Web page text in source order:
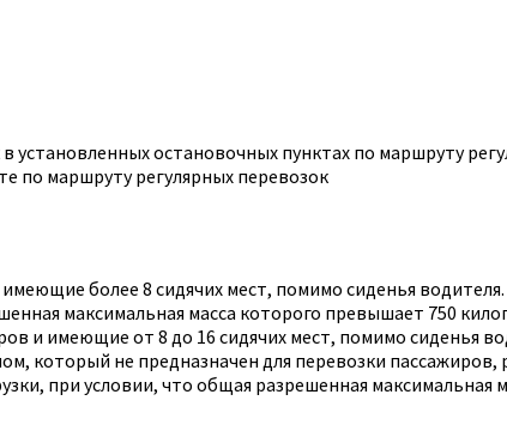
установленных остановочных пунктах по маршруту
по маршруту регулярных перевозок
более 8 сидячих мест, помимо сиденья водителя.
максимальная масса которого превышает 750
и имеющие от 8 до 16 сидячих мест, помимо сиденья
который не предназначен для перевозки пассажиров,
при условии, что общая разрешенная максимальная